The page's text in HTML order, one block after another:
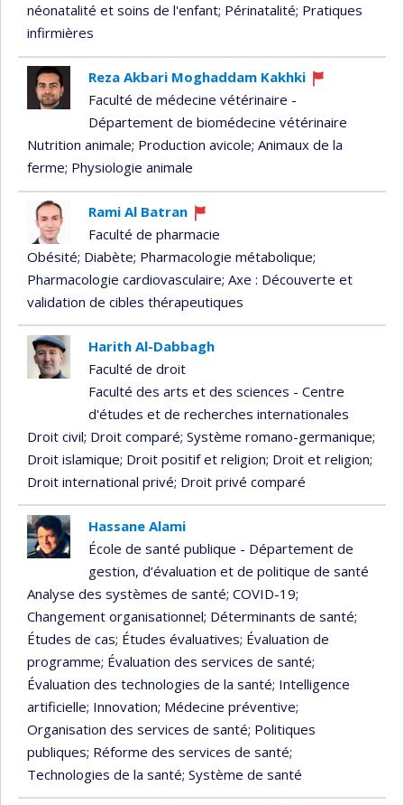
néonatalité et soins de l'enfant; Périnatalité; Pratiques
infirmières
Reza Akbari Moghaddam Kakhki
professeur
recrute
Faculté de médecine vétérinaire -
Département de biomédecine vétérinaire
Nutrition animale; Production avicole; Animaux de la
ferme; Physiologie animale
Rami Al Batran
Ce
professeur
recrute
Faculté de pharmacie
Obésité; Diabète; Pharmacologie métabolique;
Pharmacologie cardiovasculaire; Axe : Découverte et
validation de cibles thérapeutiques
Harith Al-Dabbagh
Faculté de droit
Faculté des arts et des sciences - Centre
d'études et de recherches internationales
Droit civil; Droit comparé; Système romano-germanique;
Droit islamique; Droit positif et religion; Droit et religion;
Droit international privé; Droit privé comparé
Hassane Alami
École de santé publique - Département de
gestion, d’évaluation et de politique de santé
Analyse des systèmes de santé; COVID-19;
Changement organisationnel; Déterminants de santé;
Études de cas; Études évaluatives; Évaluation de
programme; Évaluation des services de santé;
Évaluation des technologies de la santé; Intelligence
artificielle; Innovation; Médecine préventive;
Organisation des services de santé; Politiques
publiques; Réforme des services de santé;
Technologies de la santé; Système de santé